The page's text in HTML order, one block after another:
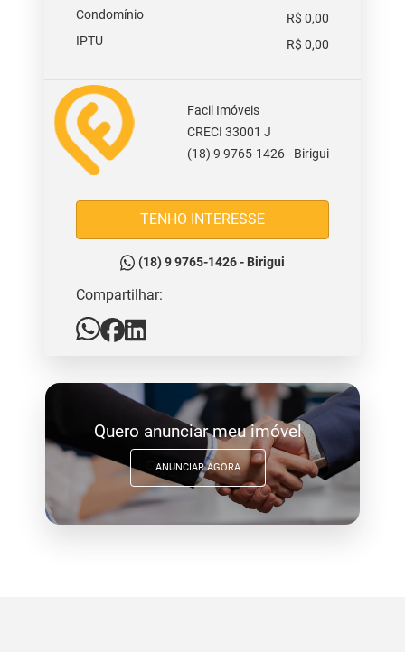
Condomínio
R$ 0,00
IPTU
R$ 0,00
Facil Imóveis
CRECI 33001 J
(18) 9 9765-1426 - Birigui
TENHO INTERESSE
(18) 9 9765-1426 - Birigui
Compartilhar:
Quero anunciar meu imóvel
ANUNCIAR AGORA